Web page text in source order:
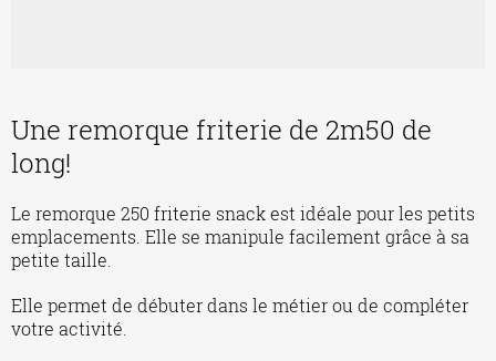
Une remorque friterie de 2m50 de
long!
Le remorque 250 friterie snack est idéale pour les petits
emplacements. Elle se manipule facilement grâce à sa
petite taille.
Elle permet de débuter dans le métier ou de compléter
votre activité.